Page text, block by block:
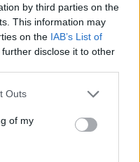
by third parties on the
This information may
on the IAB’s List of
disclose it to other
Outs
of my